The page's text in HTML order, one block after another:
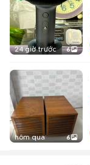
24 giờ trước 6
hôm qua 6